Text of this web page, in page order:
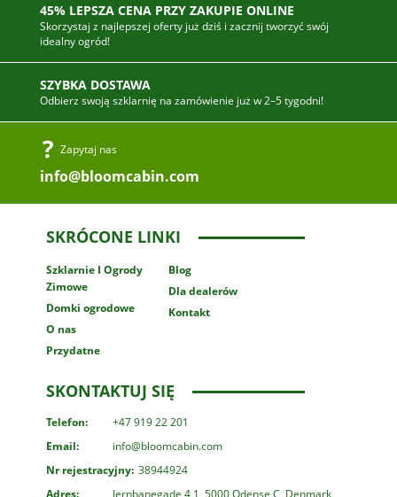
45% LEPSZA CENA PRZY ZAKUPIE ONLINE
Skorzystaj z najlepszej oferty już dziś i zacznij tworzyć swój
idealny ogród!
SZYBKA DOSTAWA
Odbierz swoją szklarnię na zamówienie już w 2–5 tygodni!
Zapytaj nas
info@bloomcabin.com
SKRÓCONE LINKI
Szklarnie I Ogrody
Zimowe
Domki ogrodowe
O nas
Przydatne
Blog
Dla dealerów
Kontakt
SKONTAKTUJ SIĘ
Telefon:
+47 919 22 201
Email:
info@bloomcabin.com
Nr rejestracyjny: 38944924
Adres:
Jernbanegade 4 1, 5000 Odense C, Denmark